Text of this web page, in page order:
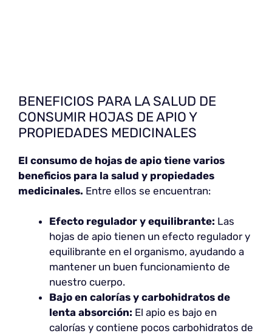
BENEFICIOS PARA LA SALUD DE
CONSUMIR HOJAS DE APIO Y
PROPIEDADES MEDICINALES
El consumo de hojas de apio tiene varios
beneficios para la salud y propiedades
medicinales. Entre ellos se encuentran:
Efecto regulador y equilibrante: Las
hojas de apio tienen un efecto regulador y
equilibrante en el organismo, ayudando a
mantener un buen funcionamiento de
nuestro cuerpo.
Bajo en calorías y carbohidratos de
lenta absorción: El apio es bajo en
calorías y contiene pocos carbohidratos de